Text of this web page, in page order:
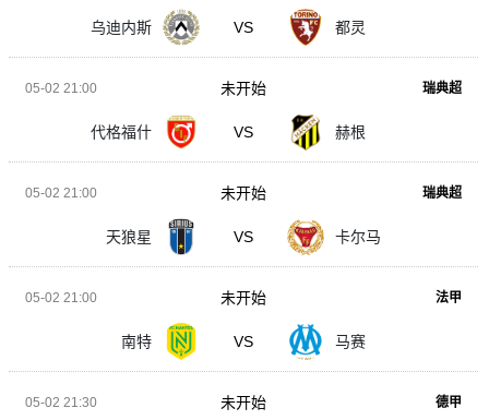
乌迪内斯 VS 都灵
05-02 21:00 瑞典超
代格福什 VS 赫根
未开始
05-02 21:00 瑞典超
天狼星 VS 卡尔马
未开始
05-02 21:00 法甲
南特 VS 马赛
未开始
05-02 21:30 德甲
未开始